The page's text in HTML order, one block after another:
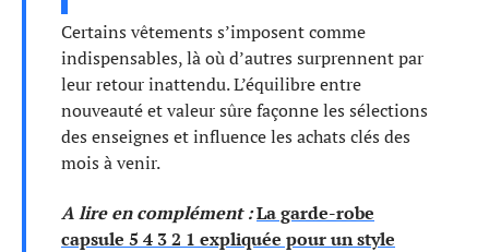
Certains vêtements s’imposent comme
indispensables, là où d’autres surprennent par
leur retour inattendu. L’équilibre entre
nouveauté et valeur sûre façonne les sélections
des enseignes et influence les achats clés des
mois à venir.
A lire en complément :La garde-robe
capsule 5 4 3 2 1 expliquée pour un style